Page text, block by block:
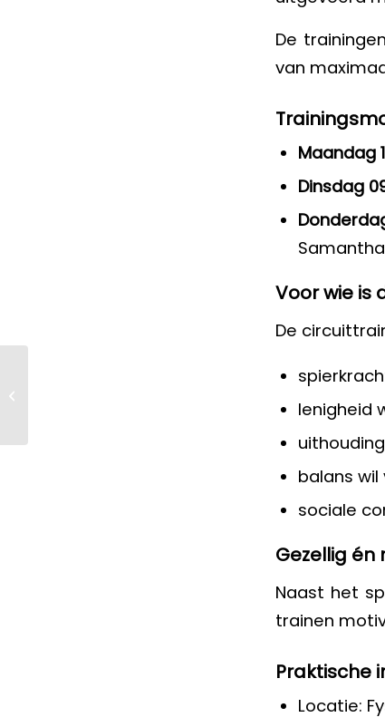
De
van
Maandag
Dinsdag
Samantha
Voor wie is
De
lenigheid
balans
sociale
Gezellig
Naast het
trainen
Praktische
Locatie: